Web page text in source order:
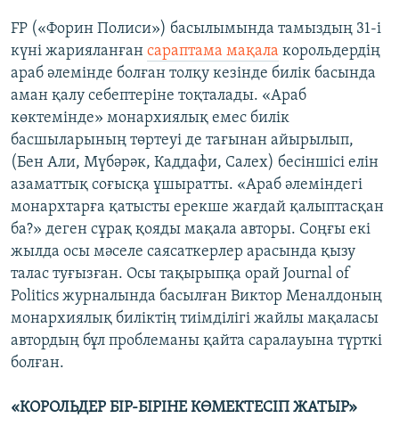
FP («Форин Полиси») басылымында тамыздың 31-і
күні жарияланған сараптама мақала корольдердің
араб әлемінде болған толқу кезінде билік басында
аман қалу себептеріне тоқталады. «Араб
көктемінде» монархиялық емес билік
басшыларының төртеуі де тағынан айырылып,
(Бен Али, Мүбәрәк, Каддафи, Салех) бесіншісі елін
азаматтық соғысқа ұшыратты. «Араб әлеміндегі
монархтарға қатысты ерекше жағдай қалыптасқан
ба?» деген сұрақ қояды мақала авторы. Соңғы екі
жылда осы мәселе саясаткерлер арасында қызу
талас туғызған. Осы тақырыпқа орай Journal of
Politics журналында басылған Виктор Меналдоның
монархиялық биліктің тиімділігі жайлы мақаласы
автордың бұл проблеманы қайта саралауына түрткі
болған.
«КОРОЛЬДЕР БІР-БІРІНЕ КӨМЕКТЕСІП ЖАТЫР»